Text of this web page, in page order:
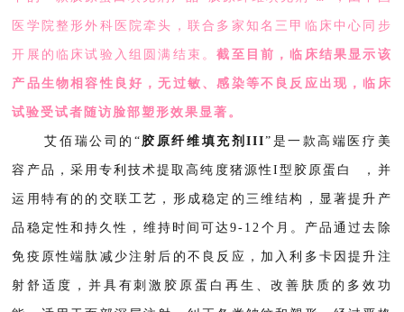
医学院整形外科医院牵头，联合多家知名三甲临床中心同步
开展的临床试验入组圆满结束。截至目前， 临床结果显示该
产品生物相容性良好，无过敏、感染等不良反应出现，临床
试验受试者随访脸部塑形效果显著。
艾佰瑞公司的“ 胶原纤维填充剂III”是一款高端医疗美
容产品，采用专利技术提取高纯度猪源性 I型胶原蛋白 ，并
运用特有的的交联工艺，形成稳定的三维结构，显著提升产
品稳定性和持久性，维持时间可达9-12个月。产品通过去除
免疫原性端肽减少注射后的不良反应，加入利多卡因提升注
射舒适度，并具有刺激胶原蛋白再生、改善肤质的多效功